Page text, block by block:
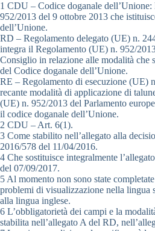
1 CDU – Codice doganale
952/2013 del 9 ottobre 2013 che
dell’Unione.
RD – Regolamento delegato (UE) n.
integra il Regolamento (UE) n. 952/
Consiglio in relazione alle modalità che
del Codice doganale dell’Unione.
RE – Regolamento di esecuzione (UE)
recante modalità di applicazione di
(UE) n. 952/2013 del Parlamento
il codice doganale dell’Unione.
2 CDU – Art. 6(1).
3 Come stabilito nell’allegato alla
2016/578 del 11/04/2016.
4 Che sostituisce integralmente
del 07/09/2017.
5 Al momento non sono state
problemi di visualizzazione nella lingua
alla lingua inglese.
6 L’obbligatorietà dei campi e la
stabilita nell’allegato A del RD,